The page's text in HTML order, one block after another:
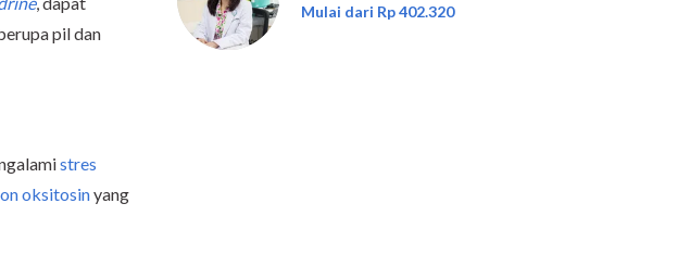
pil dan
stres
oksitosinyang